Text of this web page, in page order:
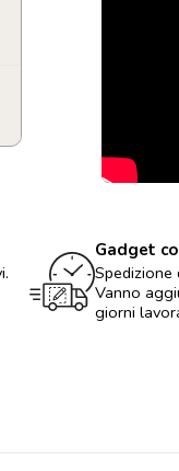
Gadget
Vanno
giorni